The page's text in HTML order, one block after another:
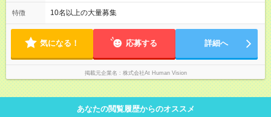
（⽉給34～45万円）→課⻑（⽉給36～48万円）→部⻑（⽉給40
～58万円） 【試用期間】試用期間あり 試用期間の長さ：6ヶ月
※ 雇用形態と給与に、本採用時と異なる部分があります。 雇用
形態：本採用時と同じです。 給与：月給 224,000円 ～ 330,000
円 上記額にはみなし残業代を含みます。※超過分は全額支給い
たします。 みなし残業代 24,000円 ～ 34,000円／月 みなし残業
より異なります。 ※＜シフト例＞ 10:00～19:00／11:00～
20:00 平均労働時間：1ヶ月あたり160時間 ◎実働8時間・休憩1
先に より異なります。 ※＜シフト例＞ 10:00～19:00／11:00
～20:00
特徴 10名以上の大量募集
気になる！ 応募する 詳細へ
掲載元企業名 株式会社At Human Vision
あなたの閲覧履歴からのオススメ